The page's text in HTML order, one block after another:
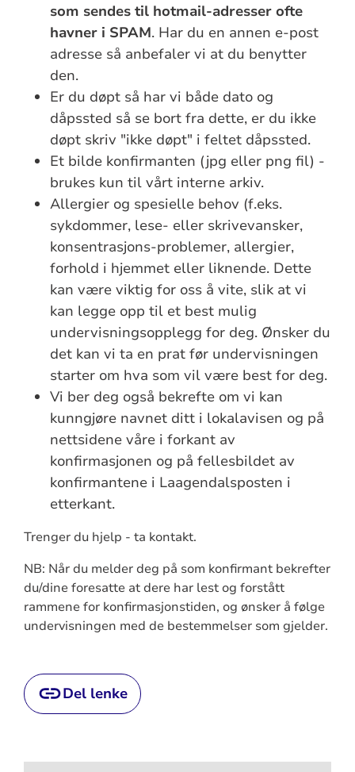
som sendes til hotmail-adresser ofte
havner i SPAM. Har du en annen e-post
adresse så anbefaler vi at du benytter
den.
Er du døpt så har vi både dato og
dåpssted så se bort fra dette, er du ikke
døpt skriv "ikke døpt" i feltet dåpssted.
Et bilde konfirmanten (jpg eller png fil) -
brukes kun til vårt interne arkiv.
Allergier og spesielle behov (f.eks.
sykdommer, lese- eller skrivevansker,
konsentrasjons-problemer, allergier,
forhold i hjemmet eller liknende. Dette
kan være viktig for oss å vite, slik at vi
kan legge opp til et best mulig
undervisningsopplegg for deg. Ønsker du
det kan vi ta en prat før undervisningen
starter om hva som vil være best for deg.
Vi ber deg også bekrefte om vi kan
kunngjøre navnet ditt i lokalavisen og på
nettsidene våre i forkant av
konfirmasjonen og på fellesbildet av
konfirmantene i Laagendalsposten i
etterkant.
Trenger du hjelp - ta kontakt.
NB: Når du melder deg på som konfirmant bekrefter
du/dine foresatte at dere har lest og forstått
rammene for konfirmasjonstiden, og ønsker å følge
undervisningen med de bestemmelser som gjelder.
Del lenke